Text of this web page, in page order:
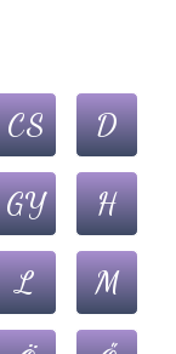
CS D
GY H
L M